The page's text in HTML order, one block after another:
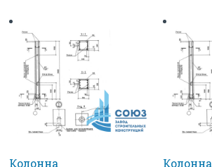
Колонна
Колонна